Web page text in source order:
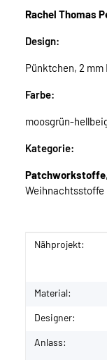
Rachel Thomas
Design:
Pünktchen, 2 mm
Farbe:
moosgrün-
Kategorie:
Patchworkstoffe
Weihnachtsstoffe
Wert
Nähprojekt:
Material:
Designer:
Anlass: